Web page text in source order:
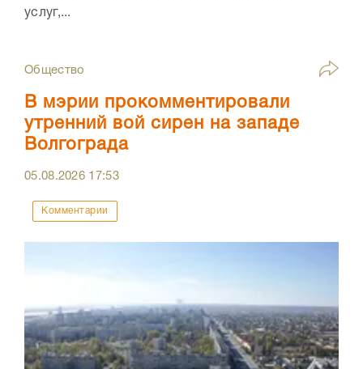
услуг,...
Общество
В мэрии прокомментировали
утренний вой сирен на западе
Волгограда
05.08.2026 17:53
Комментарии